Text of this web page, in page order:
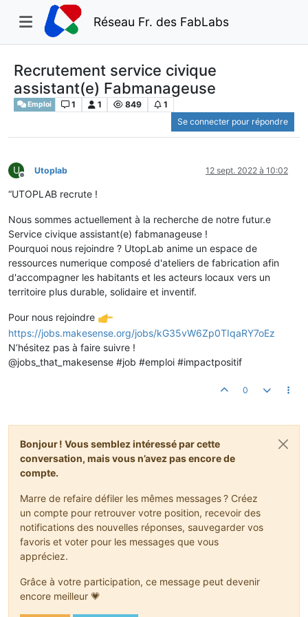
Réseau Fr. des FabLabs
Recrutement service civique
assistant(e) Fabmanageuse
Emploi 1 1 849
1
Se connecter pour répondre
U
Hors-ligne
Utoplab 12 sept. 2022 à 10:02
“UTOPLAB recrute !
Nous sommes actuellement à la recherche de notre futur.e
Service civique assistant(e) fabmanageuse !
Pourquoi nous rejoindre ? UtopLab anime un espace de
ressources numerique composé d'ateliers de fabrication afin
d'accompagner les habitants et les acteurs locaux vers un
territoire plus durable, solidaire et inventif.
Pour nous rejoindre
https://jobs.makesense.org/jobs/kG35vW6Zp0TIqaRY7oEz
N’hésitez pas à faire suivre !
@jobs_that_makesense #job #emploi #impactpositif
0
Bonjour ! Vous semblez intéressé par cette
conversation, mais vous n’avez pas encore de
compte.
Marre de refaire défiler les mêmes messages ? Créez
un compte pour retrouver votre position, recevoir des
notifications des nouvelles réponses, sauvegarder vos
favoris et voter pour les messages que vous
appréciez.
Grâce à votre participation, ce message peut devenir
encore meilleur 💗